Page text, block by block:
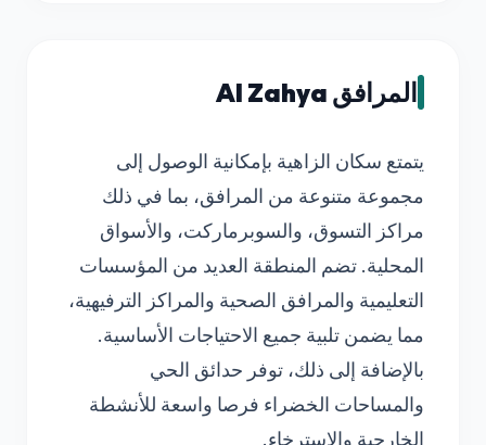
المرافق Al Zahya
يتمتع سكان الزاهية بإمكانية الوصول إلى
مجموعة متنوعة من المرافق، بما في ذلك
مراكز التسوق، والسوبرماركت، والأسواق
المحلية. تضم المنطقة العديد من المؤسسات
التعليمية والمرافق الصحية والمراكز الترفيهية،
مما يضمن تلبية جميع الاحتياجات الأساسية.
بالإضافة إلى ذلك، توفر حدائق الحي
والمساحات الخضراء فرصا واسعة للأنشطة
الخارجية والاسترخاء.